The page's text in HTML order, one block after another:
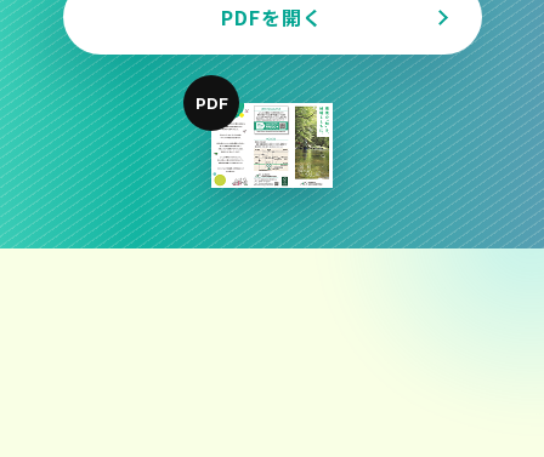
PDFを開く
PDF